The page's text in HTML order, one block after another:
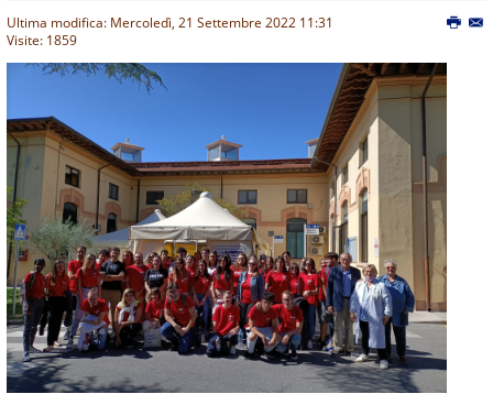
Ultima modifica: Mercoledì, 21 Settembre 2022 11:31
Visite: 1859